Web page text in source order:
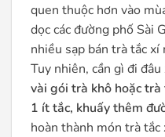
quen thuộc hơn vào
dọc các đường phố Sài
nhiều sạp bán trà tắc
Tuy nhiên, cần gì đi đâu
vài gói trà khô hoặc
1 ít tắc, khuấy thêm
hoàn thành món trà